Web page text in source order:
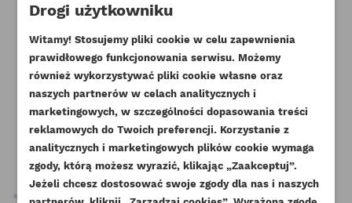
Klienci którzy zakupili ten produkt
kupili również:
Drogi użytkowniku
Witamy! Stosujemy pliki cookie w celu zapewnienia
prawidłowego funkcjonowania serwisu. Możemy
również wykorzystywać pliki cookie własne oraz
naszych partnerów w celach analitycznych i
marketingowych, w szczególności dopasowania treści
reklamowych do Twoich preferencji. Korzystanie z
analitycznych i marketingowych plików cookie wymaga
zgody, którą możesz wyrazić, klikając „Zaakceptuj”.
Jeżeli chcesz dostosować swoje zgody dla nas i naszych